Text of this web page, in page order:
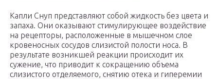
Капли Снуп представляют собой жидкость без цвета и
запаха. Они оказывают стимулирующее воздействие
на рецепторы, расположенные в мышечном слое
кровеносных сосудов слизистой полости носа. В
результате возникшей реакции происходит их
сужение, что приводит к сокращению объема
слизистого отделяемого, снятию отека и гиперемии